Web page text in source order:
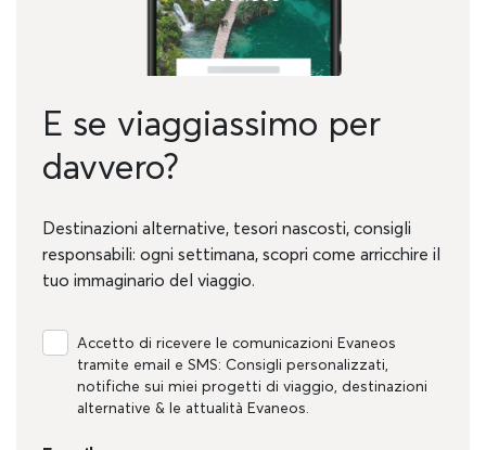
E se viaggiassimo per
davvero?
Destinazioni alternative, tesori nascosti, consigli
responsabili: ogni settimana, scopri come arricchire il
tuo immaginario del viaggio.
Accetto di ricevere le comunicazioni Evaneos
tramite email e SMS: Consigli personalizzati,
notifiche sui miei progetti di viaggio, destinazioni
alternative & le attualità Evaneos.